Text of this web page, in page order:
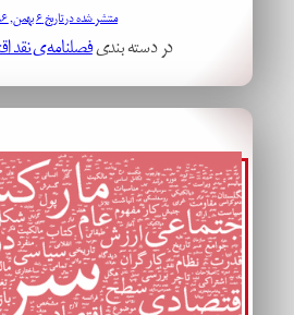
منتشر شده در تاریخ ۶ بهمن, ۱۳۹۶
در دسته بندیفصلنامه‌ی نقد